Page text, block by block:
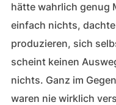
hätte wahrlich genug
einfach nichts,
produzieren, sich
scheint keinen
nichts. Ganz im
waren nie wirklich